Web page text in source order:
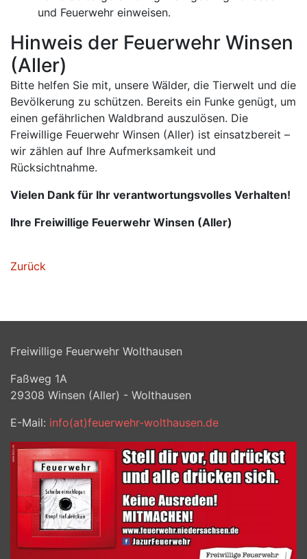
und Feuerwehr einweisen.
Hinweis der Feuerwehr Winsen
(Aller)
Bitte helfen Sie mit, unsere Wälder, die Tierwelt und die
Bevölkerung zu schützen. Bereits ein Funke genügt, um
einen gefährlichen Waldbrand auszulösen. Die
Freiwillige Feuerwehr Winsen (Aller) ist einsatzbereit –
wir zählen auf Ihre Aufmerksamkeit und
Rücksichtnahme.
Vielen Dank für Ihr verantwortungsvolles Verhalten!
Ihre Freiwillige Feuerwehr Winsen (Aller)
Zurück
Freiwillige Feuerwehr Wolthausen
Faßweg 1A
29308 Winsen (Aller) - Wolthausen
E-Mail: info(at)feuerwehr-wolthausen.de